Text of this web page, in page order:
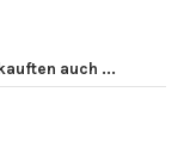
auch ...